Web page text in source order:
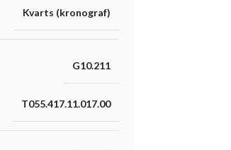
Kvarts (kronograf)
G10.211
T055.417.11.017.00